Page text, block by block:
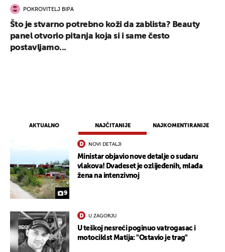
AKTUALNO NAJČITANIJE NAJKOMENTIRANIJE
9
NOVI DETALJI
Ministar objavio nove detalje o sudaru
vlakova! Dvadeset je ozlijeđenih, mlađa
žena na intenzivnoj
U ZAGORJU
U teškoj nesreći poginuo vatrogasac i
motociklst Matija: "Ostavio je trag"
POKROVITELJ BIPA
Što je stvarno potrebno koži da zablista? Beauty
panel otvorio pitanja koja si i same često
postavljamo...